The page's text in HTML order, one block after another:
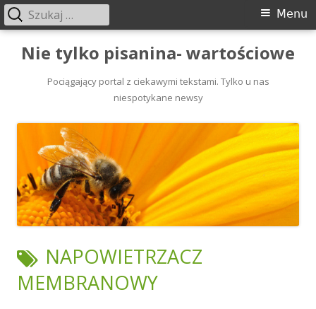
PrzeskoczNie tylko pisanina- wartościowe
Pociągający portal z ciekawymi tekstami. Tylko u nas
niespotykane newsy
Menu
główne
Menu
Szukaj:
TAGI:
NAPOWIETRZACZ
MEMBRANOWY